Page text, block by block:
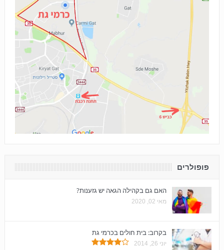
פופולרים
האם גם בקהילה הגאה יש גזענות?
מאי 02, 2020
בקרוב: בית חולים בכרמי גת
יוני 26, 2014